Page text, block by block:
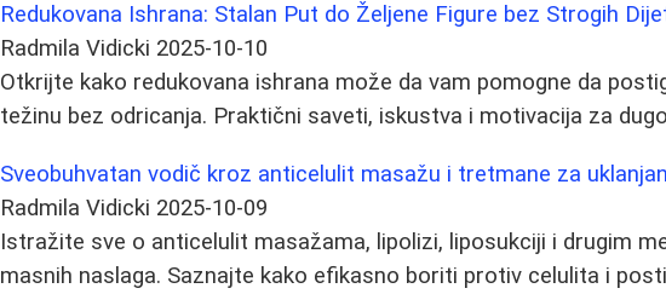
Redukovana Ishrana: Stalan Put do Željene Figure bez Strogih
Radmila Vidicki 2025-10-10
Otkrijte kako redukovana ishrana može da vam pomogne da
težinu bez odricanja. Praktični saveti, iskustva i motivacija za
Sveobuhvatan vodič kroz anticelulit masažu i tretmane za
Radmila Vidicki 2025-10-09
Istražite sve o anticelulit masažama, lipolizi, liposukciji i drugim
masnih naslaga. Saznajte kako efikasno boriti protiv celulita i